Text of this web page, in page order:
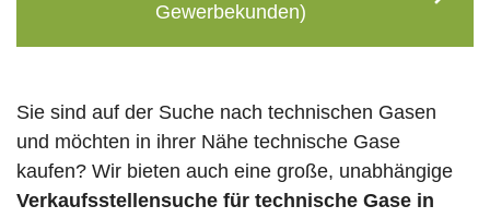
Gewerbekunden)
Sie sind auf der Suche nach technischen Gasen
und möchten in ihrer Nähe technische Gase
kaufen? Wir bieten auch eine große, unabhängige
Verkaufsstellensuche für technische Gase in